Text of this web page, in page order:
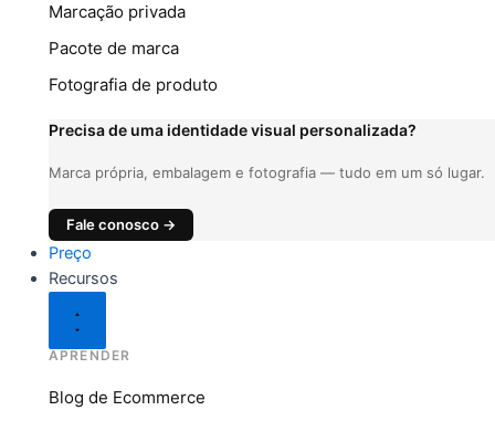
Marcação privada
Pacote de marca
Fotografia de produto
Precisa de uma identidade visual personalizada?
Marca própria, embalagem e fotografia — tudo em um só lugar.
Fale conosco →
Preço
Recursos
APRENDER
Blog de Ecommerce